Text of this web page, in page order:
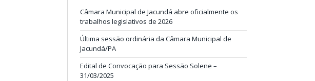
Câmara Municipal de Jacundá abre oficialmente os
trabalhos legislativos de 2026
Última sessão ordinária da Câmara Municipal de
Jacundá/PA
Edital de Convocação para Sessão Solene –
31/03/2025